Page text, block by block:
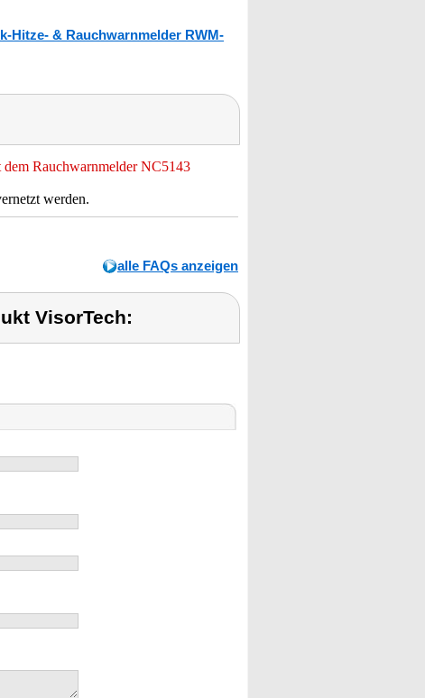
Hitze- & Rauchwarnmelder RWM-
Rauchwarnmelder NC5143
werden.
alle FAQs anzeigen
VisorTech: